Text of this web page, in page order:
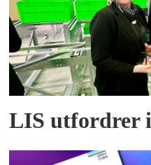
LIS utfordrer